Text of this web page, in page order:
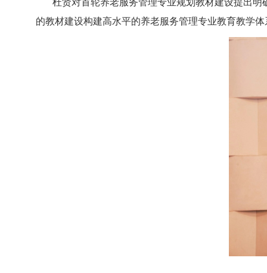
杜贤对首轮养老服务管理专业规划教材建设提出
的教材建设构建高水平的养老服务管理专业教育教学体